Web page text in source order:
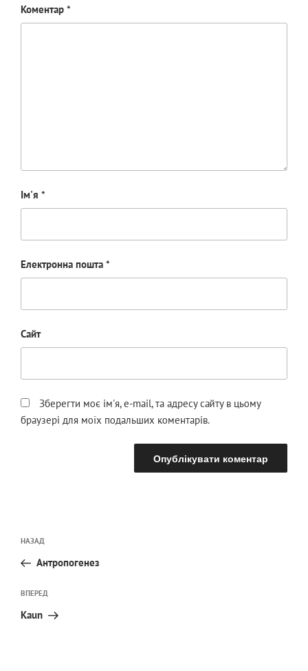
Коментар *
Ім'я *
Електронна пошта *
Сайт
Зберегти моє ім'я, e-mail, та адресу сайту в цьому
браузері для моїх подальших коментарів.
записів
Попередній
запис:
НАЗАД
Антропогенез
Наступний
запис
ВПЕРЕД
Kaun